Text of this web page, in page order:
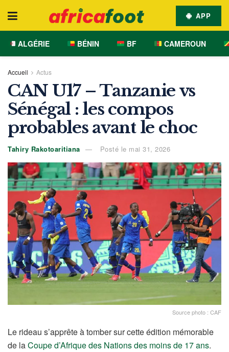
APP
ALGÉRIE BÉNIN BF CAMEROUN
Accueil Actus
CAN U17 – Tanzanie vs
Sénégal : les compos
probables avant le choc
Tahiry Rakotoaritiana Posté le mai 31, 2026
Source photo : CAF
Le rideau s’apprête à tomber sur cette édition mémorable
de laCoupe d’Afrique des Nations des moins de 17 ans.